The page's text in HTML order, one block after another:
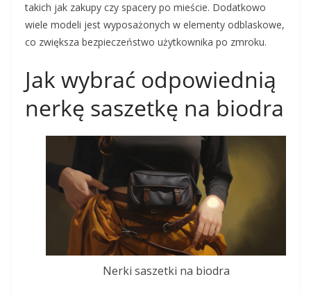
takich jak zakupy czy spacery po mieście. Dodatkowo
wiele modeli jest wyposażonych w elementy odblaskowe,
co zwiększa bezpieczeństwo użytkownika po zmroku.
Jak wybrać odpowiednią
nerkę saszetkę na biodra
Nerki saszetki na biodra